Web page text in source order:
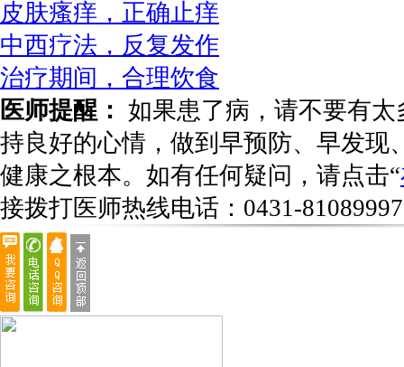
皮肤瘙痒，正确止痒
中西疗法，反复发作
治疗期间，合理饮食
医师提醒： 如果患了病，请不要有
持良好的心情，做到早预防、早发现
健康之根本。如有任何疑问，请点击“
接拨打医师热线电话： 0431-81089997